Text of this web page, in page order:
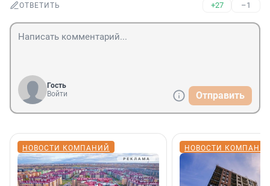
ОТВЕТИТЬ +27 –1
Гость
Войти
Отправить
НОВОСТИ КОМПАНИЙ НОВОСТИ